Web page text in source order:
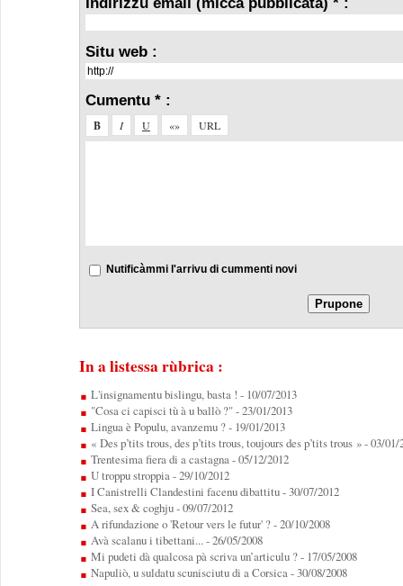
Situ web :
Cumentu * :
Nutificàmmi l'arrivu di cummenti novi
In a listessa rùbrica :
L'insignamentu bislingu, basta ! - 10/07/2013
"Cosa ci capisci tù à u ballò ?"- 23/01/2013
Lingua è Populu, avanzemu ?- 19/01/2013
« Des p’tits trous, des p’tits trous, toujours des p’tits trous »- 03/01/
Trentesima fiera di a castagna- 05/12/2012
U troppu stroppia- 29/10/2012
I Canistrelli Clandestini facenu dibattitu- 30/07/2012
Sea, sex & coghju- 09/07/2012
A rifundazione o 'Retour vers le futur' ?- 20/10/2008
Avà scalanu i tibettani...- 26/05/2008
Mi pudeti dà qualcosa pà scriva un’articulu ?- 17/05/2008
Napuliò, u suldatu scunisciutu di a Corsica- 30/08/2008